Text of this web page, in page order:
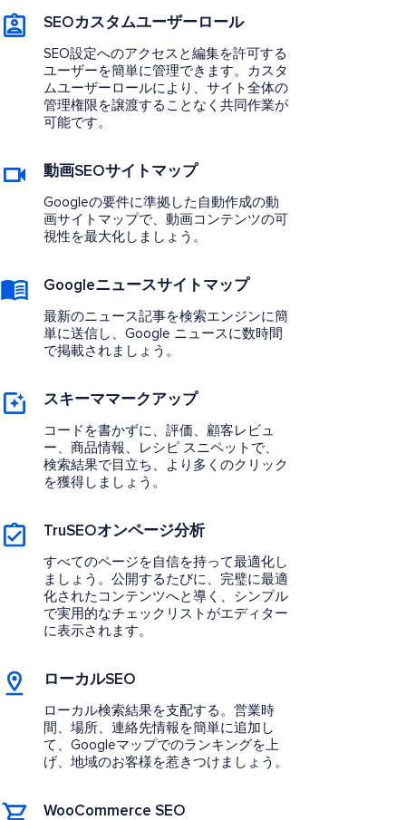
SEOカスタムユーザーロール
SEO設定へのアクセスと編集を許可する
ユーザーを簡単に管理できます。カスタ
ムユーザーロールにより、サイト全体の
管理権限を譲渡することなく共同作業が
可能です。
動画SEOサイトマップ
Googleの要件に準拠した自動作成の動
画サイトマップで、動画コンテンツの可
視性を最大化しましょう。
Googleニュースサイトマップ
最新のニュース記事を検索エンジンに簡
単に送信し、Google ニュースに数時間
で掲載されましょう。
スキーママークアップ
コードを書かずに、評価、顧客レビュ
ー、商品情報、レシピ スニペットで、
検索結果で目立ち、より多くのクリック
を獲得しましょう。
TruSEOオンページ分析
すべてのページを自信を持って最適化し
ましょう。公開するたびに、完璧に最適
化されたコンテンツへと導く、シンプル
で実用的なチェックリストがエディター
に表示されます。
ローカルSEO
ローカル検索結果を支配する。営業時
間、場所、連絡先情報を簡単に追加し
て、Googleマップでのランキングを上
げ、地域のお客様を惹きつけましょう。
WooCommerce SEO